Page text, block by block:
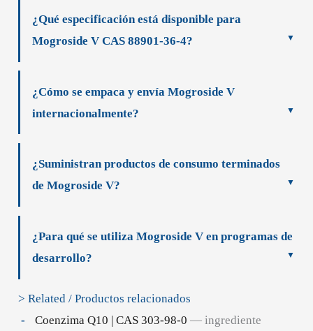
¿Qué especificación está disponible para
Mogroside V CAS 88901-36-4?
¿Cómo se empaca y envía Mogroside V
internacionalmente?
¿Suministran productos de consumo terminados
de Mogroside V?
¿Para qué se utiliza Mogroside V en programas de
desarrollo?
> Related / Productos relacionados
Coenzima Q10 | CAS 303-98-0 — ingrediente